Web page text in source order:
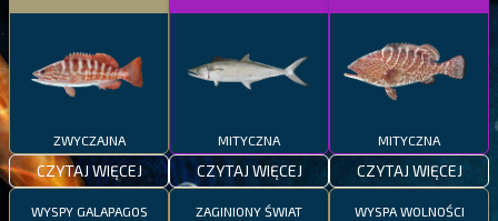
ZWYCZAJNA
CZYTAJ WIĘCEJ
MITYCZNA
CZYTAJ WIĘCEJ
MITYCZNA
CZYTAJ WIĘCEJ
WYSPY GALAPAGOS ZAGINIONY ŚWIAT WYSPA WOLNOŚCI